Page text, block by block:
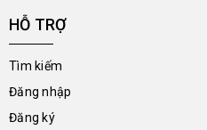
HỖ TRỢ
Tìm kiếm
Đăng nhập
Đăng ký